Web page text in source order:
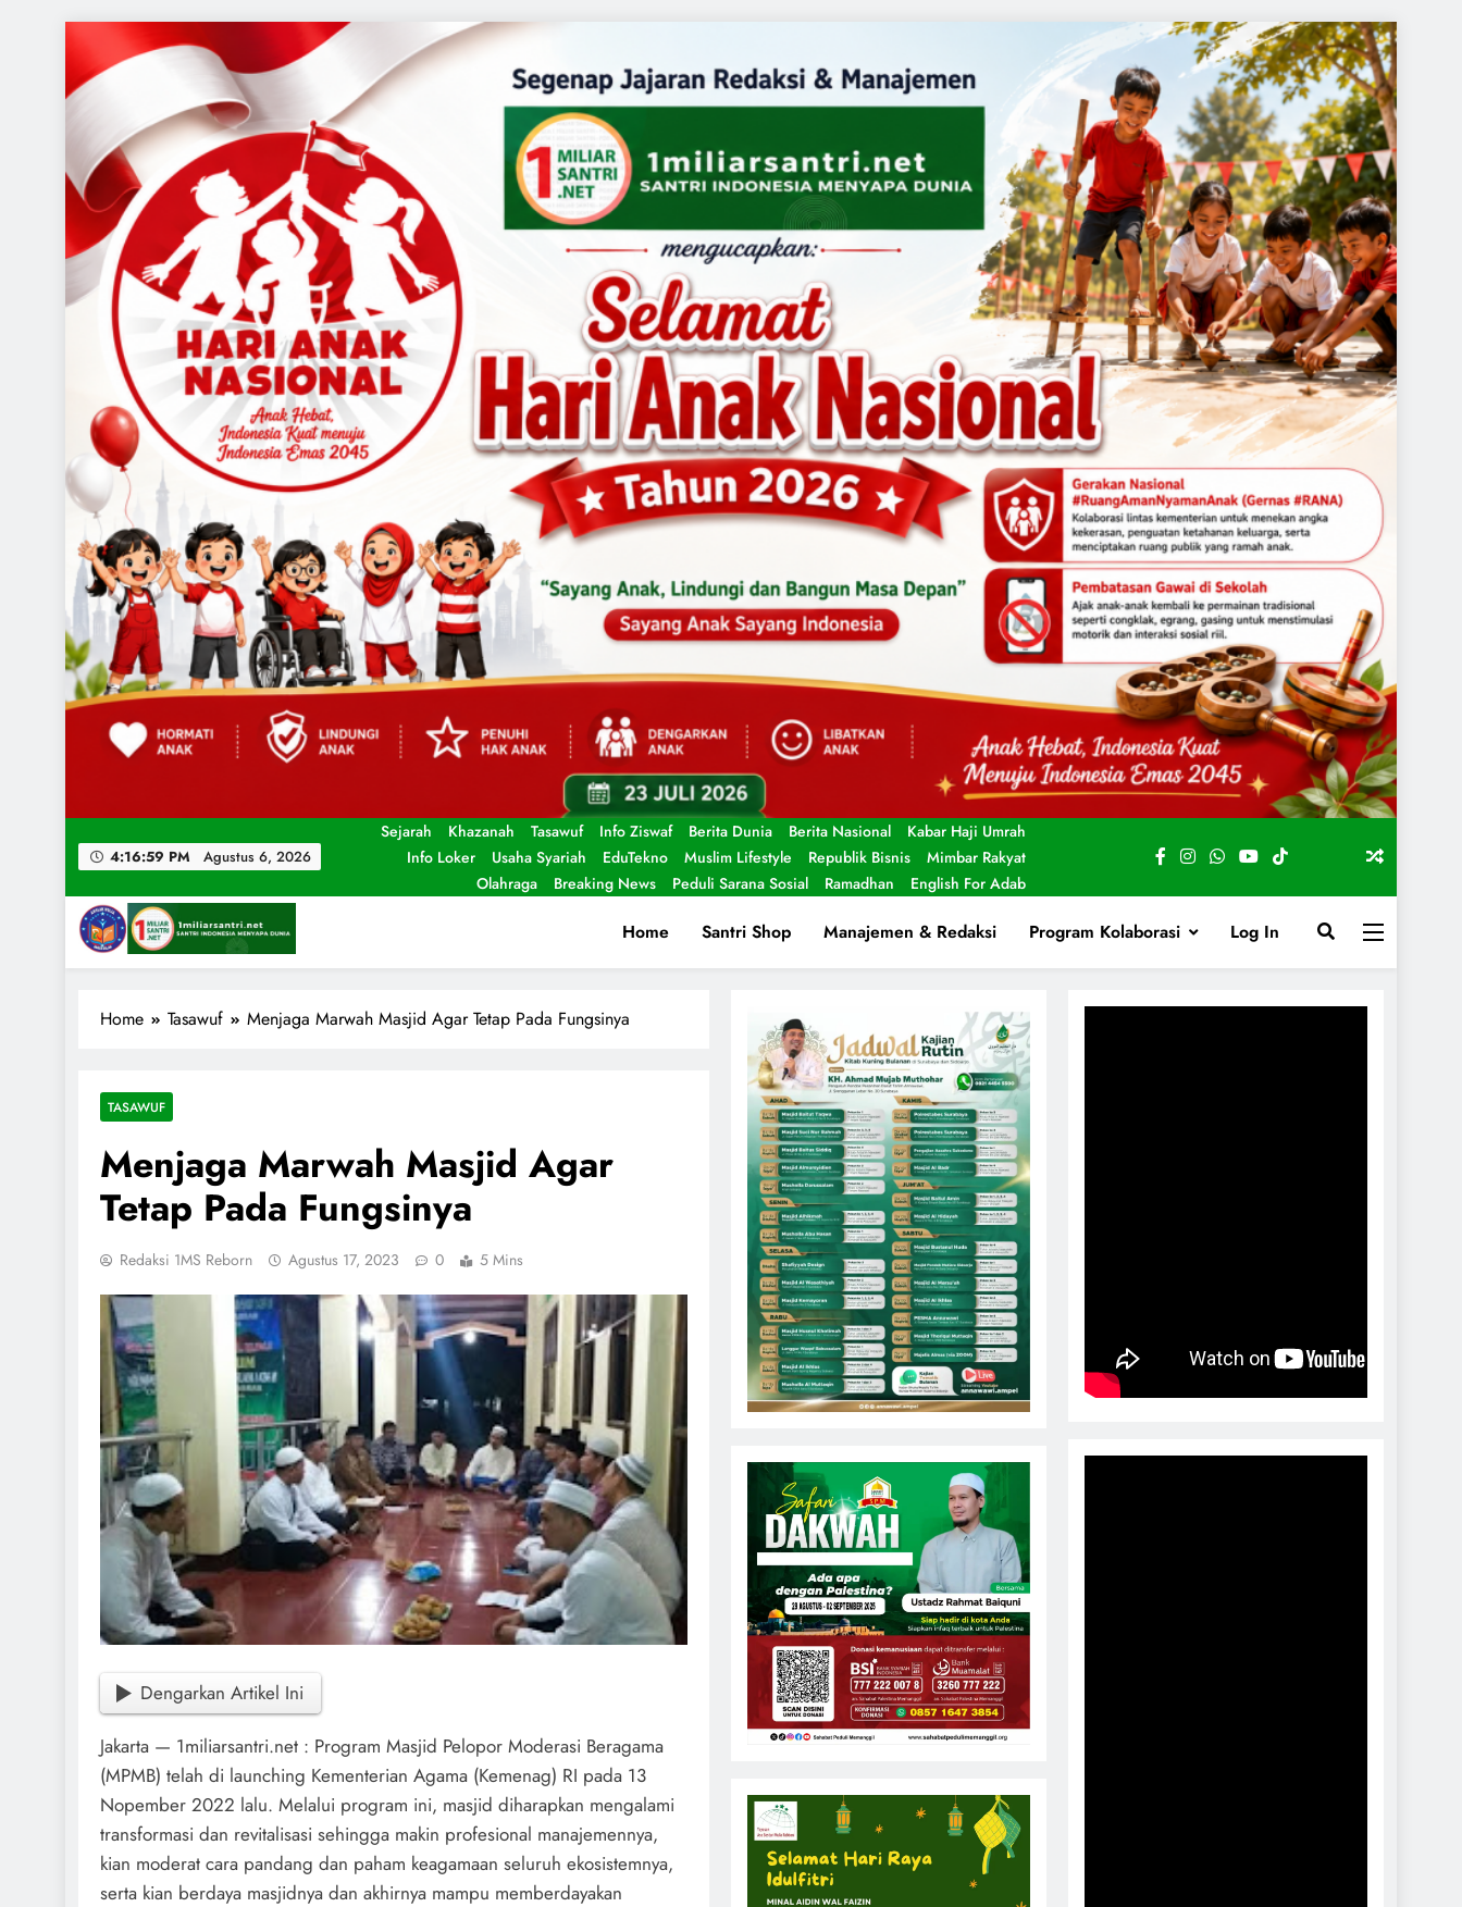
4:17:01 PM Agustus 6, 2026
Sejarah Khazanah Tasawuf Info Ziswaf Berita Dunia Berita Nasional
Kabar Haji Umrah
Info Loker
Usaha Syariah EduTekno Muslim Lifestyle Republik Bisnis
Mimbar Rakyat
Olahraga
Breaking News Peduli Sarana Sosial Ramadhan English For Adab
1miliarsantri.net
Home Santri Shop Manajemen & Redaksi Program Kolaborasi Log In
Home Tasawuf Menjaga Marwah Masjid Agar Tetap Pada Fungsinya
TASAWUF
Menjaga Marwah Masjid Agar
Tetap Pada Fungsinya
Redaksi 1MS Reborn Agustus 17, 2023 0 5 Mins
Dengarkan Artikel Ini
Jakarta — 1miliarsantri.net : Program Masjid Pelopor Moderasi Beragama
(MPMB) telah di launching Kementerian Agama (Kemenag) RI pada 13
Nopember 2022 lalu. Melalui program ini, masjid diharapkan mengalami
transformasi dan revitalisasi sehingga makin profesional manajemennya,
kian moderat cara pandang dan paham keagamaan seluruh ekosistemnya,
serta kian berdaya masjidnya dan akhirnya mampu memberdayakan